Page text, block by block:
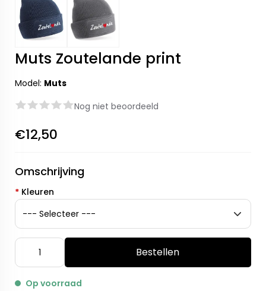
Muts Zoutelande print
Model: Muts
Nog niet beoordeeld
€12,50
Omschrijving
* Kleuren
Bestellen
Op voorraad